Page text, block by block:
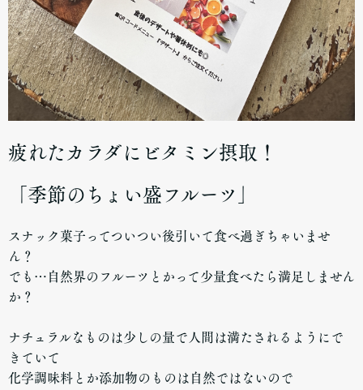
疲れたカラダにビタミン摂取！
「季節のちょい盛フルーツ」
スナック菓子ってついつい後引いて食べ過ぎちゃいませ
ん？
でも…自然界のフルーツとかって少量食べたら満足しません
か？
ナチュラルなものは少しの量で人間は満たされるようにで
きていて
化学調味料とか添加物のものは自然ではないので